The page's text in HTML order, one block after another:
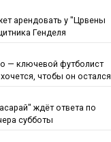
арендовать у "Црвены
Генделя
— ключевой футболист
чтобы он остался
ждёт ответа по
субботы